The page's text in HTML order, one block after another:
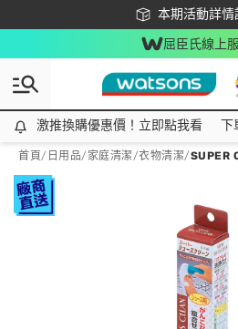
本期活動詳情
下載app最高
屈臣氏線上
激推換購優惠價！立即點我看
激推換購優惠價！立即點我看 下
首頁/ 日用品/ 家庭清潔/衣物清潔/SUPER